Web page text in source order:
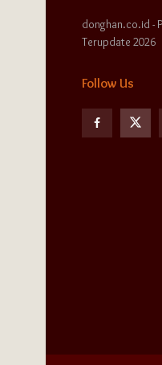
donghan.co.id -
Terupdate 2026
Follow Us